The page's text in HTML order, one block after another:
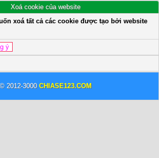
Xoá cookie của website
xoá tất cả các cookie được tạo bởi website
© 2012-3000 CHIASE123.COM